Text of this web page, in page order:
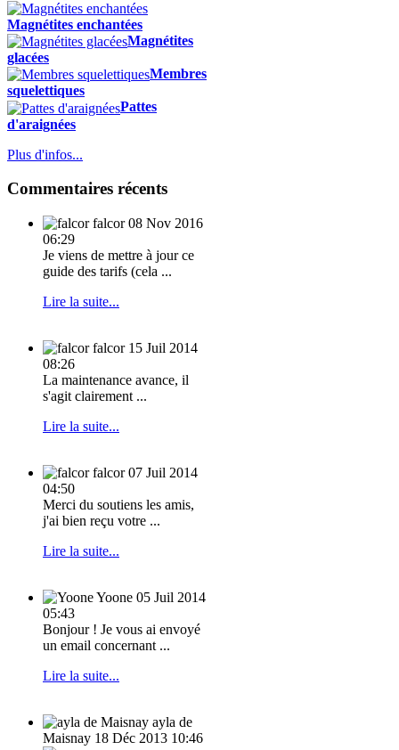
Magnétites enchantées
Magnétites
glacées
Membres
squelettiques
Pattes
d'araignées
Plus d'infos...
Commentaires récents
falcor 08 Nov 2016
06:29
Je viens de mettre à jour ce
guide des tarifs (cela ...
Lire la suite...
falcor 15 Juil 2014
08:26
La maintenance avance, il
s'agit clairement ...
Lire la suite...
falcor 07 Juil 2014
04:50
Merci du soutiens les amis,
j'ai bien reçu votre ...
Lire la suite...
Yoone 05 Juil 2014
05:43
Bonjour ! Je vous ai envoyé
un email concernant ...
Lire la suite...
ayla de
Maisnay 18 Déc 2013 10:46